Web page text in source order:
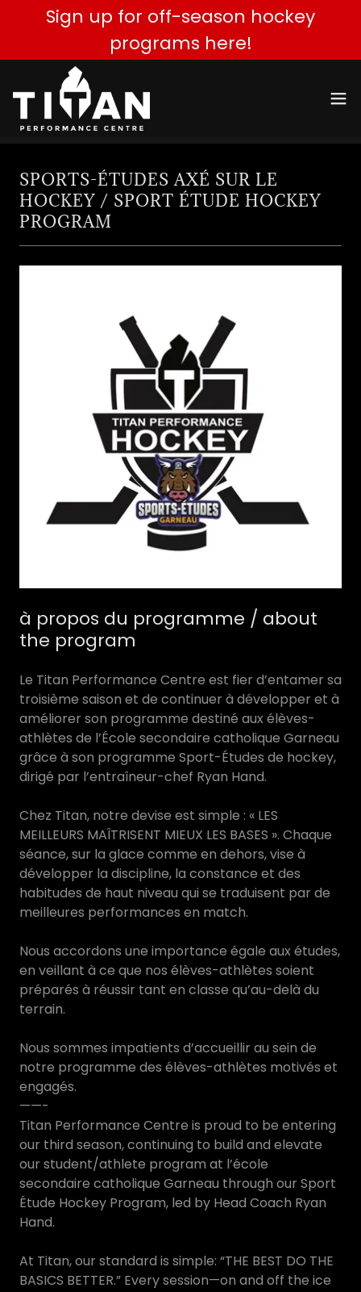
Sign up for off-season hockey
programs here!
SPORTS-ÉTUDES AXÉ SUR LE
HOCKEY / SPORT ÉTUDE HOCKEY
PROGRAM
à propos du programme / about
the program
Le Titan Performance Centre est fier d’entamer sa
troisième saison et de continuer à développer et à
améliorer son programme destiné aux élèves-
athlètes de l’École secondaire catholique Garneau
grâce à son programme Sport-Études de hockey,
dirigé par l’entraîneur-chef Ryan Hand.
Chez Titan, notre devise est simple : « LES
MEILLEURS MAÎTRISENT MIEUX LES BASES ». Chaque
séance, sur la glace comme en dehors, vise à
développer la discipline, la constance et des
habitudes de haut niveau qui se traduisent par de
meilleures performances en match.
Nous accordons une importance égale aux études,
en veillant à ce que nos élèves-athlètes soient
préparés à réussir tant en classe qu’au-delà du
terrain.
Nous sommes impatients d’accueillir au sein de
notre programme des élèves-athlètes motivés et
engagés.
——-
Titan Performance Centre is proud to be entering
our third season, continuing to build and elevate
our student/athlete program at l’école
secondaire catholique Garneau through our Sport
Étude Hockey Program, led by Head Coach Ryan
Hand.
At Titan, our standard is simple: “THE BEST DO THE
BASICS BETTER.” Every session—on and off the ice